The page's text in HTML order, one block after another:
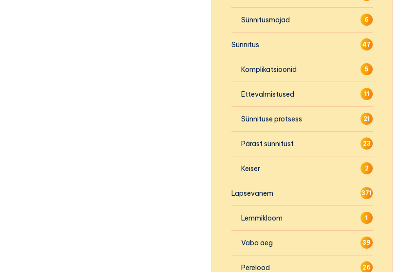
Sünnitusmajad 6
Sünnitus 47
Komplikatsioonid 5
Ettevalmistused 11
Sünnituse protsess 21
Pärast sünnitust 23
Keiser 2
Lapsevanem 371
Lemmikloom 1
Vaba aeg 39
Perelood 26